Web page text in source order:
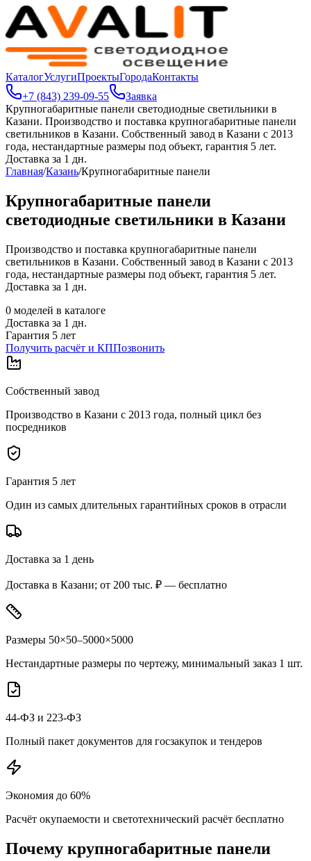
КаталогУслугиПроектыГородаКонтакты
+7 (843) 239-09-55
Заявка
Крупногабаритные панели светодиодные светильники в
Казани. Производство и поставка крупногабаритные панели
светильников в Казани. Собственный завод в Казани с 2013
года, нестандартные размеры под объект, гарантия 5 лет.
Доставка за 1 дн.
Главная/Казань/Крупногабаритные панели
Крупногабаритные панели
светодиодные светильники в Казани
Производство и поставка крупногабаритные панели
светильников в Казани. Собственный завод в Казани с 2013
года, нестандартные размеры под объект, гарантия 5 лет.
Доставка за 1 дн.
0 моделей в каталоге
Доставка за 1 дн.
Гарантия 5 лет
Получить расчёт и КППозвонить
Собственный завод
Производство в Казани с 2013 года, полный цикл без
посредников
Гарантия 5 лет
Один из самых длительных гарантийных сроков в отрасли
Доставка за 1 день
Доставка в Казани; от 200 тыс. ₽ — бесплатно
Размеры 50×50–5000×5000
Нестандартные размеры по чертежу, минимальный заказ 1 шт.
44-ФЗ и 223-ФЗ
Полный пакет документов для госзакупок и тендеров
Экономия до 60%
Расчёт окупаемости и светотехнический расчёт бесплатно
Почему крупногабаритные панели